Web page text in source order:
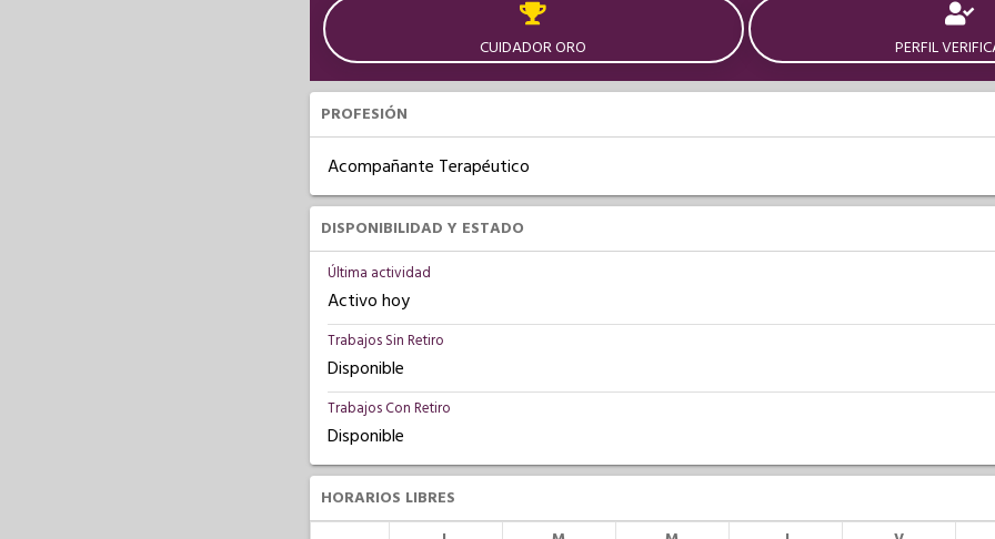
CUIDADOR ORO PERFIL
PROFESIÓN
Acompañante Terapéutico
DISPONIBILIDAD Y ESTADO
Última actividad
Activo hoy
Trabajos Sin Retiro
Disponible
Trabajos Con Retiro
Disponible
HORARIOS LIBRES